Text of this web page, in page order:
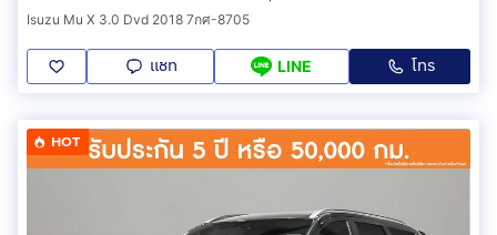
Isuzu Mu X 3.0 Dvd 2018 7กศ-8705
แชท LINE โทร
HOT